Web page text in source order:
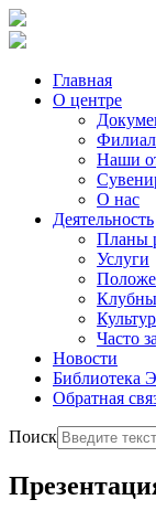
Главная
О центре
Наши
О нас
Деятельность
Планы
Услуги
Часто
Новости
Библиотека
Обратная
Поиск